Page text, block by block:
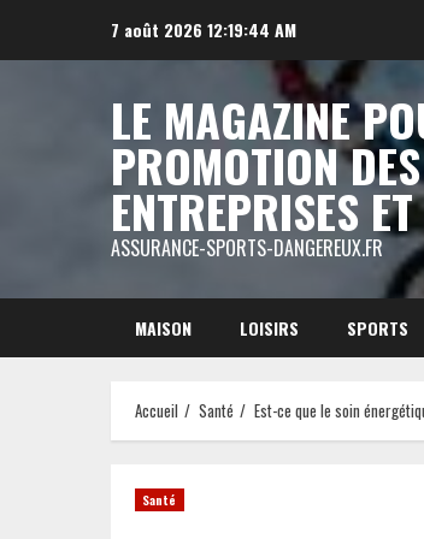
7 août 2026 12:19:45 AM
LE MAGAZINE
PROMOTION DES
ENTREPRISES
ASSURANCE-SPORTS-DANGEREUX.FR
MAISON LOISIRS SPORTS
Accueil Santé Est-ce que le soin
Santé